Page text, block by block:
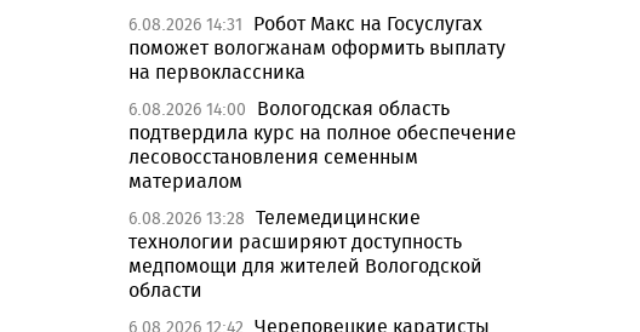
6.08.2026 14:31
Робот Макс на Госуслугах
поможет вологжанам оформить выплату
на первоклассника
6.08.2026 14:00
Вологодская область
подтвердила курс на полное обеспечение
лесовосстановления семенным
материалом
6.08.2026 13:28 Телемедицинские
технологии расширяют доступность
медпомощи для жителей Вологодской
области
6.08.2026 12:42 Череповецкие каратисты